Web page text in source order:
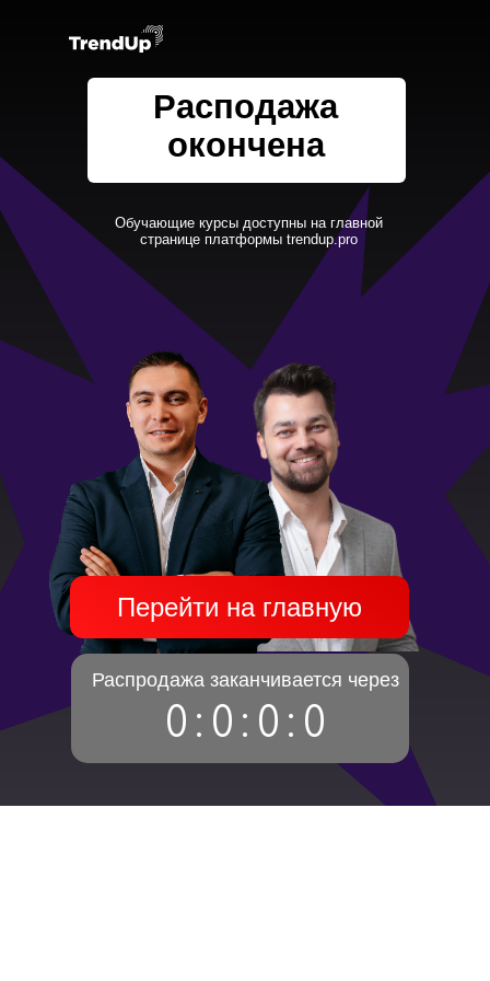
Расподажа
окончена
Обучающие курсы доступны на главной
странице платформы trendup.pro
Перейти на главную
Распродажа заканчивается через
0 : 0 : 0 : 0